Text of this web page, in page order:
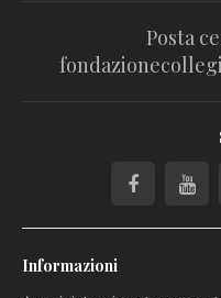
Posta
Informazioni